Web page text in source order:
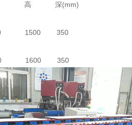
深(mm)
1500 350
1600 350